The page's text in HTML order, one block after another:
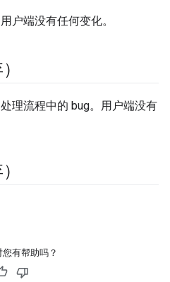
户端没有任何变化。
理流程中的 bug。用户端没有
有帮助吗？